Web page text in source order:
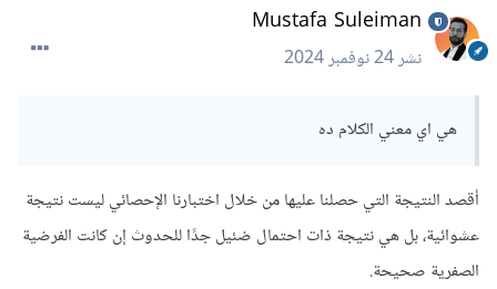
Mustafa Suleiman
نشر24 نوفمبر 2024
هي اي معني الكلام ده
أقصد النتيجة التي حصلنا عليها من خلال اختبارنا الإحصائي ليست نتيجة
عشوائية، بل هي نتيجة ذات احتمال ضئيل جدًا للحدوث إن كانت الفرضية
الصفرية صحيحة.